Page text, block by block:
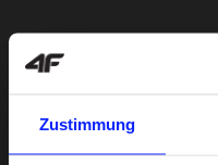
Zustimmung